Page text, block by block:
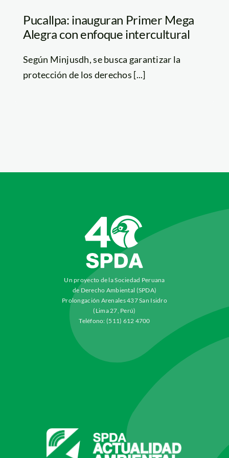
Pucallpa: inauguran Primer Mega
Alegra con enfoque intercultural
Según Minjusdh, se busca garantizar la
protección de los derechos [...]
Un proyecto de la Sociedad Peruana
de Derecho Ambiental (SPDA)
Prolongación Arenales 437 San Isidro
(Lima 27, Perú)
Teléfono: (511) 612 4700